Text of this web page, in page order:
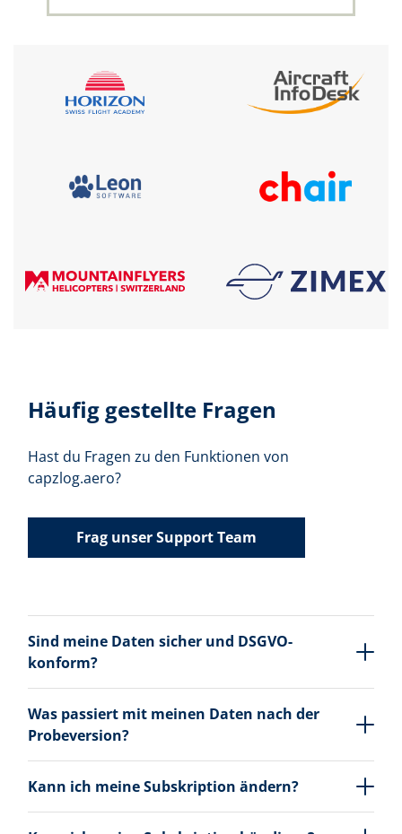
Häufig gestellte Fragen
Hast du Fragen zu den Funktionen von
capzlog.aero?
Frag unser Support Team
Sind meine Daten sicher und DSGVO-
konform?
Was passiert mit meinen Daten nach der
Probeversion?
Kann ich meine Subskription ändern?